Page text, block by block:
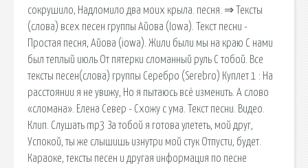
сокрушило, Надломило два моих крыла. песня. ⇒ Тексты
(слова) всех песен группы Айова (Iowa). Текст песни -
Простая песня, Айова (iowa). Жили были мы на краю С нами
был теплый июль От пятерки сломанный руль С тобой. Все
тексты песен(слова) группы Серебро (Serebro) Куплет 1 : На
расстоянии я не увижу, Но я пытаюсь всё изменить. А слово
«сломана». Елена Север - Схожу с ума. Текст песни. Видео.
Клип. Слушать mp3 За тобой я готова улететь, мой друг,
Успокой, ты же слышишь изнутри мой стук Отпусти, будет.
Караоке, тексты песен и другая информация по песне